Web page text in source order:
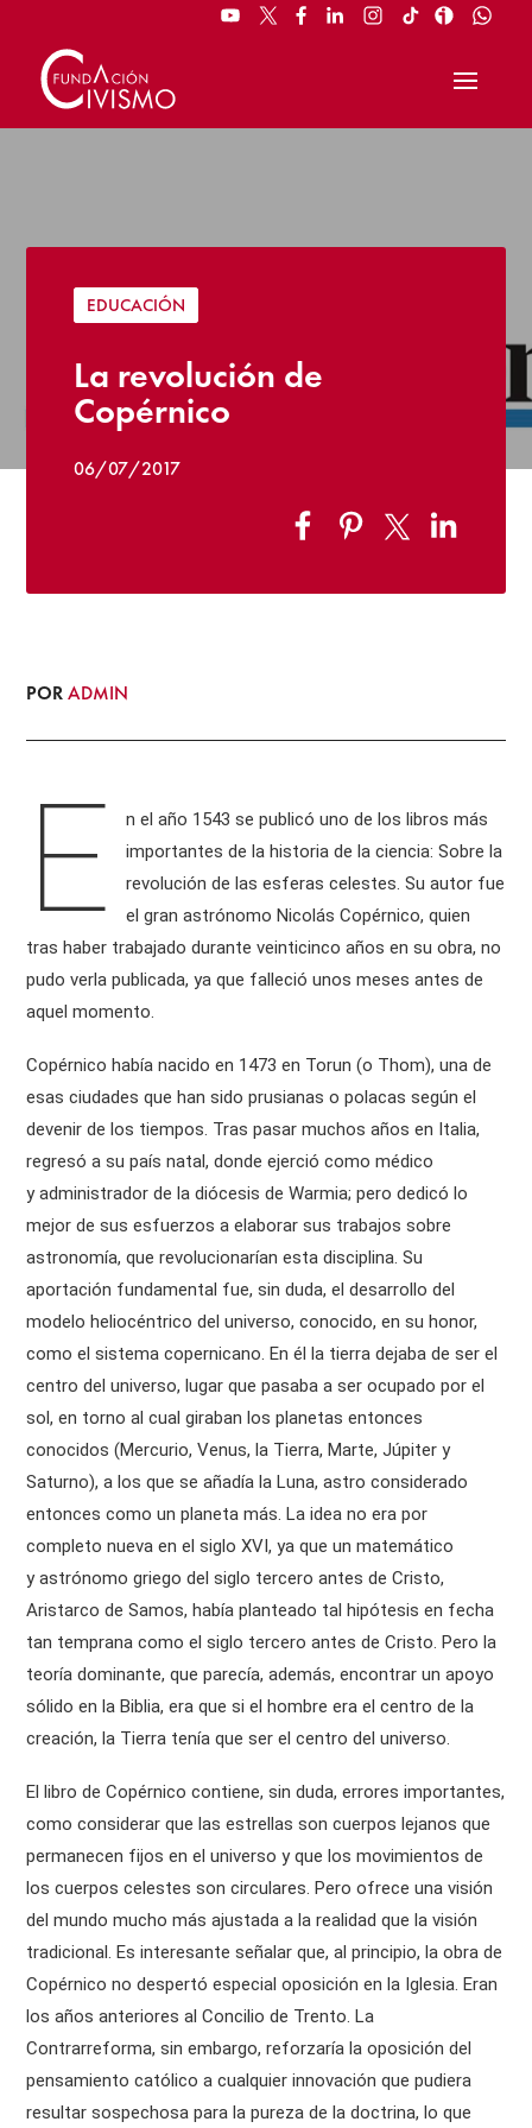
EDUCACIÓN
La revolución de
Copérnico
06/07/2017
PORADMIN
E
n el año 1543 se publicó uno de los libros más
importantes de la historia de la ciencia: Sobre la
revolución de las esferas celestes. Su autor fue
el gran astrónomo Nicolás Copérnico, quien
tras haber trabajado durante veinticinco años en su obra, no
pudo verla publicada, ya que falleció unos meses antes de
aquel momento.
Copérnico había nacido en 1473 en Torun (o Thom), una de
esas ciudades que han sido prusianas o polacas según el
devenir de los tiempos. Tras pasar muchos años en Italia,
regresó a su país natal, donde ejerció como médico
y administrador de la diócesis de Warmia; pero dedicó lo
mejor de sus esfuerzos a elaborar sus trabajos sobre
astronomía, que revolucionarían esta disciplina. Su
aportación fundamental fue, sin duda, el desarrollo del
modelo heliocéntrico del universo, conocido, en su honor,
como el sistema copernicano. En él la tierra dejaba de ser el
centro del universo, lugar que pasaba a ser ocupado por el
sol, en torno al cual giraban los planetas entonces
conocidos (Mercurio, Venus, la Tierra, Marte, Júpiter y
Saturno), a los que se añadía la Luna, astro considerado
entonces como un planeta más. La idea no era por
completo nueva en el siglo XVI, ya que un matemático
y astrónomo griego del siglo tercero antes de Cristo,
Aristarco de Samos, había planteado tal hipótesis en fecha
tan temprana como el siglo tercero antes de Cristo. Pero la
teoría dominante, que parecía, además, encontrar un apoyo
sólido en la Biblia, era que si el hombre era el centro de la
creación, la Tierra tenía que ser el centro del universo.
El libro de Copérnico contiene, sin duda, errores importantes,
como considerar que las estrellas son cuerpos lejanos que
permanecen fijos en el universo y que los movimientos de
los cuerpos celestes son circulares. Pero ofrece una visión
del mundo mucho más ajustada a la realidad que la visión
tradicional. Es interesante señalar que, al principio, la obra de
Copérnico no despertó especial oposición en la Iglesia. Eran
los años anteriores al Concilio de Trento. La
Contrarreforma, sin embargo, reforzaría la oposición del
pensamiento católico a cualquier innovación que pudiera
resultar sospechosa para la pureza de la doctrina, lo que